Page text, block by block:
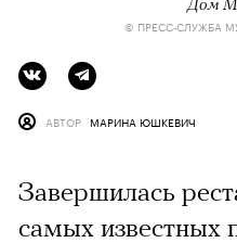
© ПРЕСС-СЛУЖБА
АВТОР МАРИНА ЮШКЕВИЧ
Завершилась
самых известных